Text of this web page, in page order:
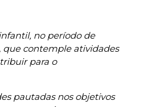
no período de
que contemple atividades
para o
pautadas nos objetivos